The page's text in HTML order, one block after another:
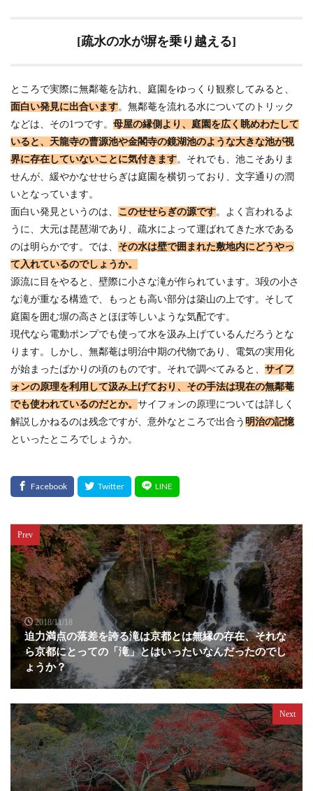
[疏水の水が塀を乗り越える]
ところで実際に無鄰菴を訪れ、庭園をゆっくり観察してみると、
面白い発見に出合います。無鄰菴を流れる水についてのトリック
などは、その1つです。 母屋の縁側より、庭園を広く眺めわたして
いると、天龍寺の曹源池や金閣寺の鏡湖池のような大きな池が視
界に存在していないことに気付きます。それでも、池こそありま
せんが、緩やかなせせらぎは庭園を横切っており、文字通りの潤
いとなっています。
面白い発見というのは、 このせせらぎの源です。よく言われるよ
うに、大元は琵琶湖であり、疏水によって運ばれてきた水である
のは明らかです。では、 その水は壁で囲まれた敷地内にどうやっ
て入れているのでしょうか。
源流に目をやると、壁際に小さな滝が作られています。3段の小さ
な滝が重なる構造で、もっとも高い部分は築山の上です。そして
庭園を囲む塀の高さとほぼ等しいような気配です。
現代なら電動ポンプでも使って水を汲み上げているんだろうとな
ります。しかし、無鄰菴は明治中期の代物であり、電気の実用化
が始まったばかりの頃のものです。それで調べてみると、 サイフ
ォンの原理を利用して汲み上げており、その手法は現在の無鄰菴
でも使われているのだとか。 サイフォンの原理については詳しく
解説しかねるのは残念ですが、意外なところで出合う 明治の記憶
といったところでしょうか。
Prev
2018/11/18
迫力満点の落差を誇る滝は京都とは無縁の存在、それな
ら京都にとっての「滝」とはいったいなんだったのでし
ょうか？
Next